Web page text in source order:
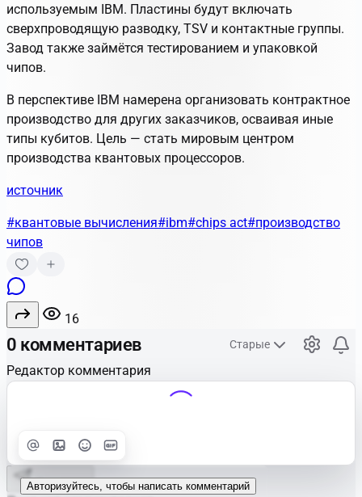
используемым IBM. Пластины будут включать
сверхпроводящую разводку, TSV и контактные группы.
Завод также займётся тестированием и упаковкой
чипов.
В перспективе IBM намерена организовать контрактное
производство для других заказчиков, осваивая иные
типы кубитов. Цель — стать мировым центром
производства квантовых процессоров.
источник
#квантовые вычисления#ibm#chips act#производство
чипов
16
0 комментариев Старые
Редактор комментария
Улучшить
Авторизуйтесь, чтобы написать комментарий
Отправить